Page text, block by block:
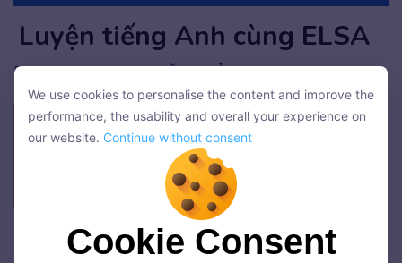
Luyện tiếng Anh cùng ELSA
ELSA PREMIUM 1 NĂMGIẢM 50%
Giá gốc : 2.745.000 còn
VNINF26 nhận ưu đãi
Hè nghỉ xả hơi – Chốt SALE ELSA ngay!
Lộ trình học theo sở thích, ngành nghề
We use cookies to personalise the content and improve the
performance, the usability and overall your experience on
Continue without consent
Cookie Consent
We use cookies to personalise the content and improve the
performance, the usability and overall your experience on
our website. Continue without consent
Cookie Consent